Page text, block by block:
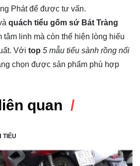
Phát để được tư vấn.
quách tiểu gốm sứ Bát Tràng
tâm linh mà còn thể hiện lòng hiếu
Với top 5 mẫu tiểu sành rồng nổi
chọn được sản phẩm phù hợp
quan
TIỂU